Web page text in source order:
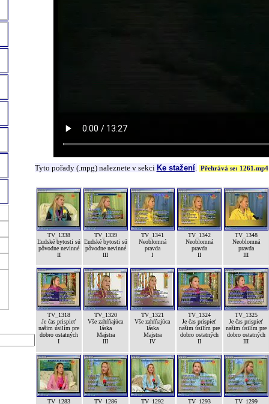
Tyto pořady (.mpg) naleznete v sekci Ke stažení. Přehrává se: 1261.mp4
TV_1338
Ľudské bytosti sú
pôvodne nevinné
II
TV_1339
Ľudské bytosti sú
pôvodne nevinné
III
TV_1341
Neoblomná
pravda
I
TV_1342
Neoblomná
pravda
II
TV_1348
Neoblomná
pravda
III
TV_1318
Je čas prispieť
našim úsilím pre
dobro ostatných
I
TV_1320
Vše zahŕňajúca
láska
Majstra
III
TV_1321
Vše zahŕňajúca
láska
Majstra
IV
TV_1324
Je čas prispieť
našim úsilím pre
dobro ostatných
II
TV_1325
Je čas prispieť
našim úsilím pre
dobro ostatných
III
TV_1283
TV_1286
TV_1292
TV_1293
TV_1299